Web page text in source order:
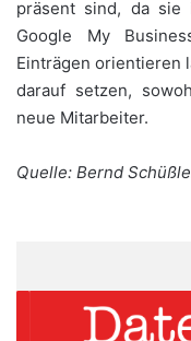
präsent sind, da sie
Google My
Einträgen orientieren
darauf setzen,
neue Mitarbeiter.
Quelle: Bernd